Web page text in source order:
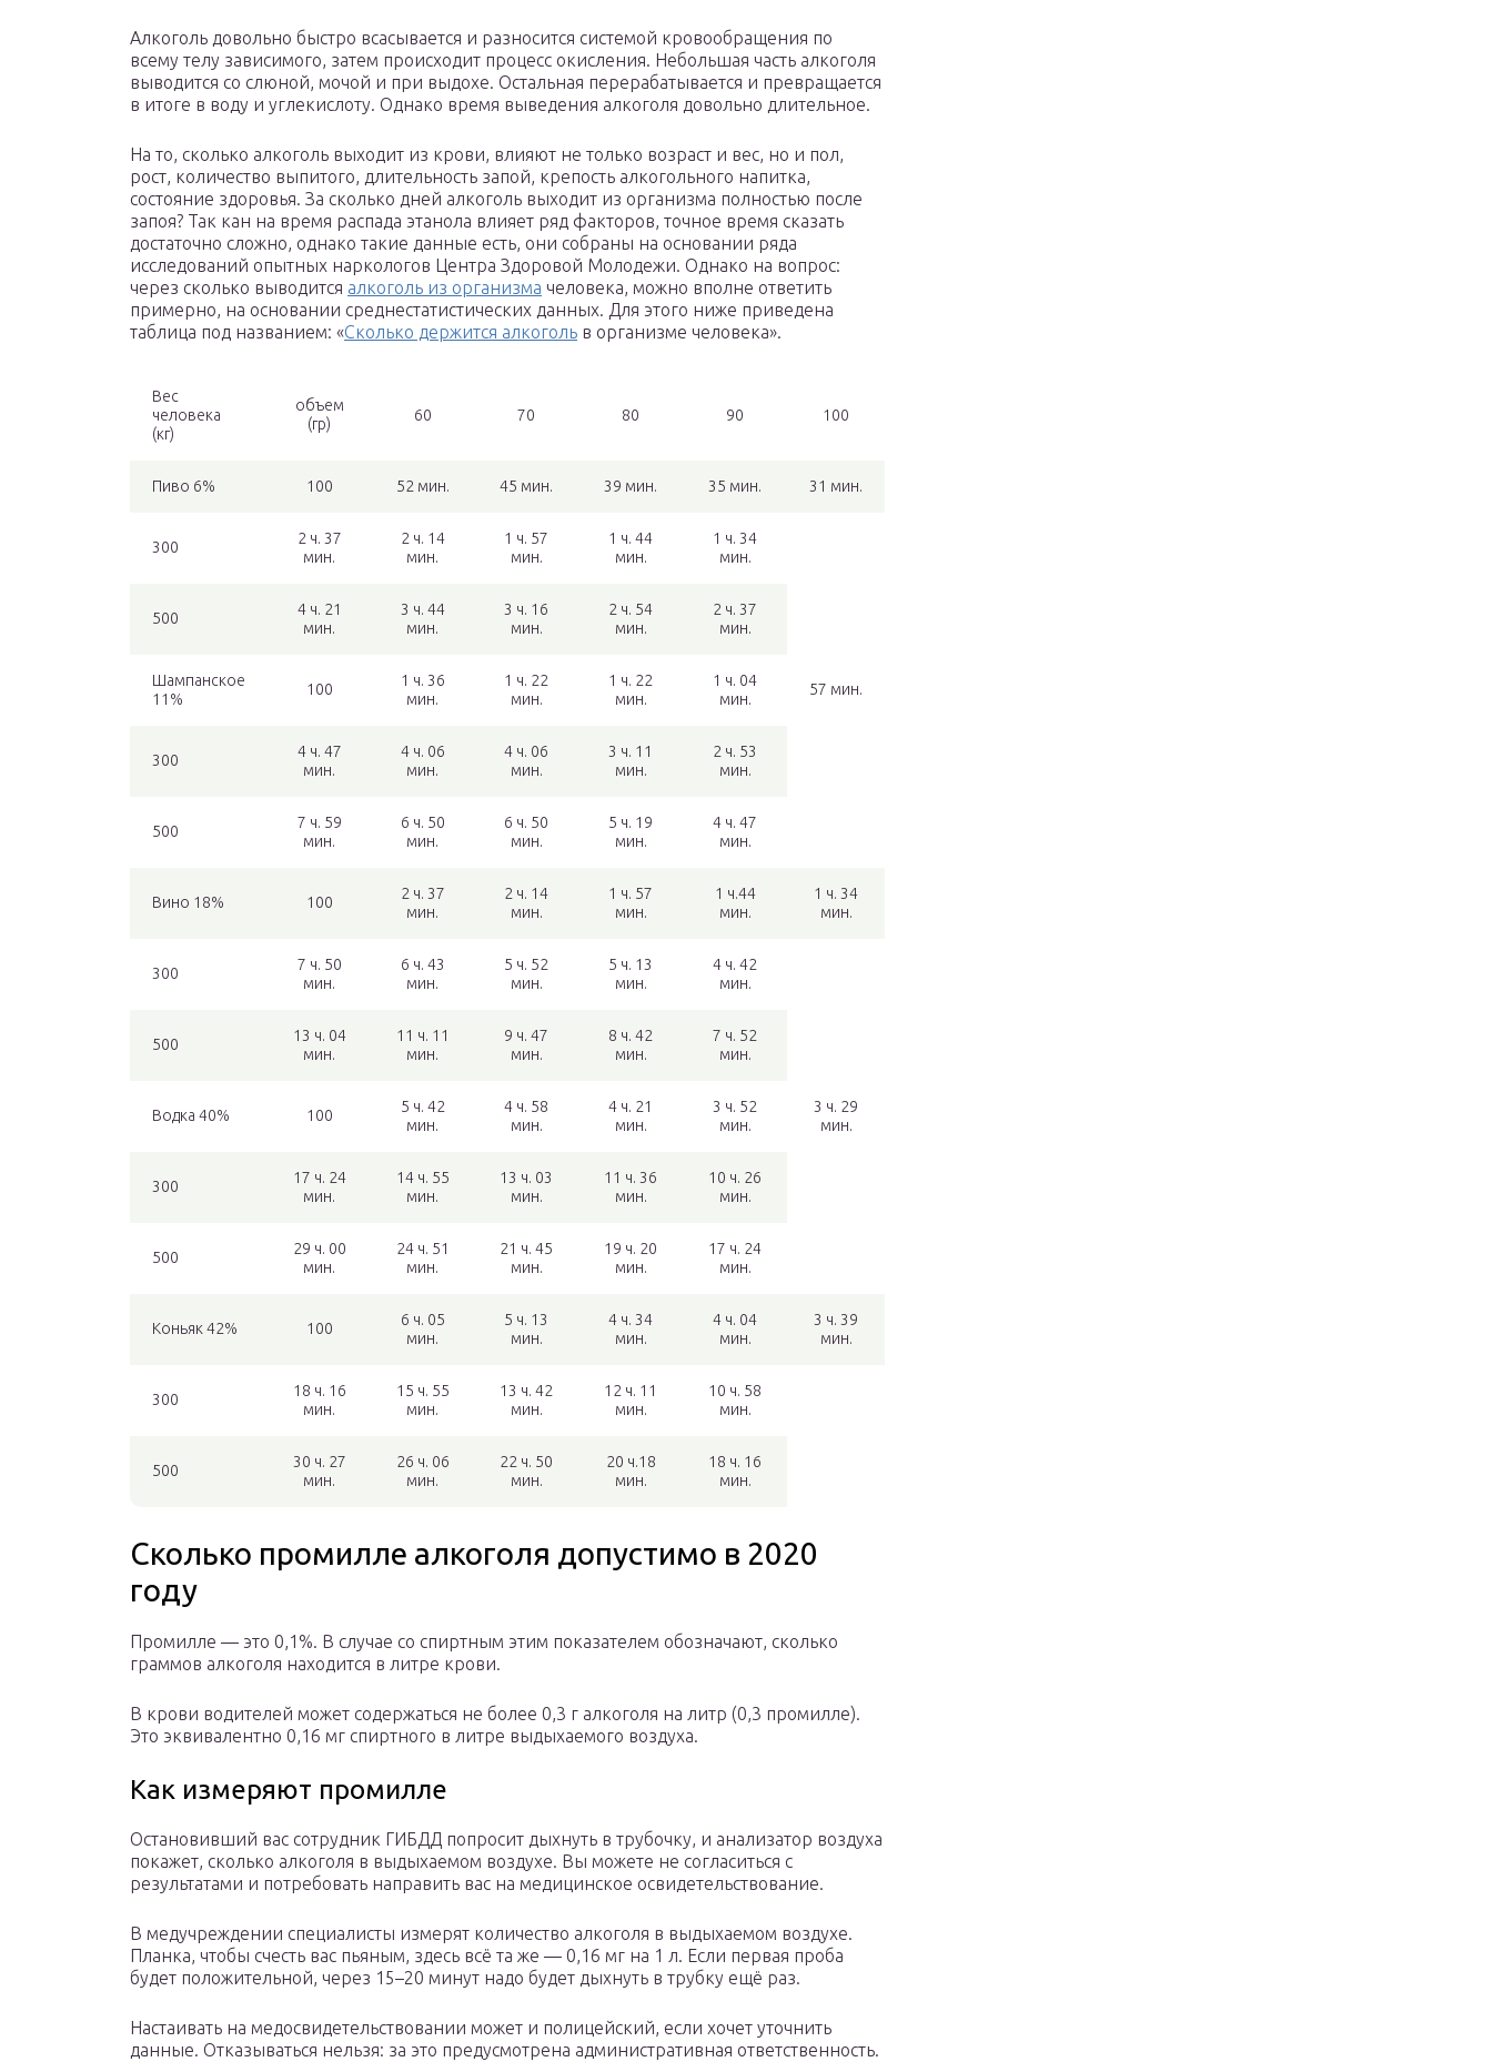
Алкоголь довольно быстро всасывается и разносится системой кровообращения по
всему телу зависимого, затем происходит процесс окисления. Небольшая часть алкоголя
выводится со слюной, мочой и при выдохе. Остальная перерабатывается и превращается
в итоге в воду и углекислоту. Однако время выведения алкоголя довольно длительное.
На то, сколько алкоголь выходит из крови, влияют не только возраст и вес, но и пол,
рост, количество выпитого, длительность запой, крепость алкогольного напитка,
состояние здоровья. За сколько дней алкоголь выходит из организма полностью после
запоя? Так кан на время распада этанола влияет ряд факторов, точное время сказать
достаточно сложно, однако такие данные есть, они собраны на основании ряда
исследований опытных наркологов Центра Здоровой Молодежи. Однако на вопрос:
через сколько выводится алкоголь из организма человека, можно вполне ответить
примерно, на основании среднестатистических данных. Для этого ниже приведена
таблица под названием: «Сколько держится алкоголь в организме человека».
Вес
человека
(кг)
объем
(гр)
60 70 80 90 100
Пиво 6% 100 52 мин. 45 мин. 39 мин. 35 мин. 31 мин.
300
2 ч. 37
мин.
2 ч. 14
мин.
1 ч. 57
мин.
1 ч. 44
мин.
1 ч. 34
мин.
500
4 ч. 21
мин.
3 ч. 44
мин.
3 ч. 16
мин.
2 ч. 54
мин.
2 ч. 37
мин.
Шампанское
11%
100
1 ч. 36
мин.
1 ч. 22
мин.
1 ч. 22
мин.
1 ч. 04
мин.
57 мин.
300
4 ч. 47
мин.
4 ч. 06
мин.
4 ч. 06
мин.
3 ч. 11
мин.
2 ч. 53
мин.
500
7 ч. 59
мин.
6 ч. 50
мин.
6 ч. 50
мин.
5 ч. 19
мин.
4 ч. 47
мин.
Вино 18% 100
2 ч. 37
мин.
2 ч. 14
мин.
1 ч. 57
мин.
1 ч.44
мин.
1 ч. 34
мин.
300
7 ч. 50
мин.
6 ч. 43
мин.
5 ч. 52
мин.
5 ч. 13
мин.
4 ч. 42
мин.
500
13 ч. 04
мин.
11 ч. 11
мин.
9 ч. 47
мин.
8 ч. 42
мин.
7 ч. 52
мин.
Водка 40% 100
5 ч. 42
мин.
4 ч. 58
мин.
4 ч. 21
мин.
3 ч. 52
мин.
3 ч. 29
мин.
300
17 ч. 24
мин.
14 ч. 55
мин.
13 ч. 03
мин.
11 ч. 36
мин.
10 ч. 26
мин.
500
29 ч. 00
мин.
24 ч. 51
мин.
21 ч. 45
мин.
19 ч. 20
мин.
17 ч. 24
мин.
Коньяк 42% 100
6 ч. 05
мин.
5 ч. 13
мин.
4 ч. 34
мин.
4 ч. 04
мин.
3 ч. 39
мин.
300
18 ч. 16
мин.
15 ч. 55
мин.
13 ч. 42
мин.
12 ч. 11
мин.
10 ч. 58
мин.
500
30 ч. 27
мин.
26 ч. 06
мин.
22 ч. 50
мин.
20 ч.18
мин.
18 ч. 16
мин.
Сколько промилле алкоголя допустимо в 2020
году
Промилле — это 0,1%. В случае со спиртным этим показателем обозначают, сколько
граммов алкоголя находится в литре крови.
В крови водителей может содержаться не более 0,3 г алкоголя на литр (0,3 промилле).
Это эквивалентно 0,16 мг спиртного в литре выдыхаемого воздуха.
Как измеряют промилле
Остановивший вас сотрудник ГИБДД попросит дыхнуть в трубочку, и анализатор воздуха
покажет, сколько алкоголя в выдыхаемом воздухе. Вы можете не согласиться с
результатами и потребовать направить вас на медицинское освидетельствование.
В медучреждении специалисты измерят количество алкоголя в выдыхаемом воздухе.
Планка, чтобы счесть вас пьяным, здесь всё та же — 0,16 мг на 1 л. Если первая проба
будет положительной, через 15–20 минут надо будет дыхнуть в трубку ещё раз.
Настаивать на медосвидетельствовании может и полицейский, если хочет уточнить
данные. Отказываться нельзя: за это предусмотрена административная ответственность.